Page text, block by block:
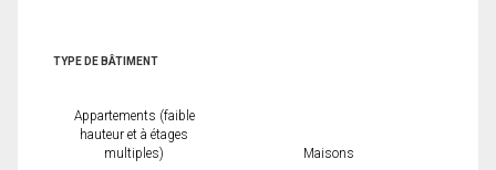
TYPE DE BÂTIMENT
Appartements (faible
hauteur et à étages
multiples)
Maisons